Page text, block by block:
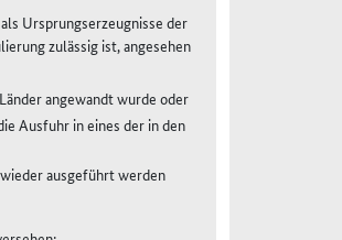
Ursprungserzeugnisse der
zulässig ist, angesehen
angewandt wurde oder
Ausfuhr in eines der in den
ausgeführt werden